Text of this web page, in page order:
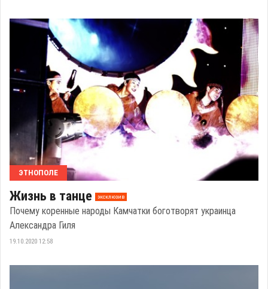
ЭТНОПОЛЕ
Жизнь в танце эксклюзив
Почему коренные народы Камчатки боготворят украинца
Александра Гиля
19.10.2020 12:58